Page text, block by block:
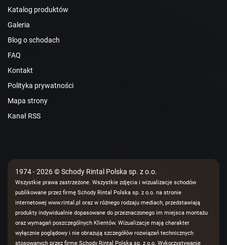
Katalog produktów
Galeria
Blog o schodach
FAQ
Kontakt
Polityka prywatności
Mapa strony
Kanał RSS
1974 - 2026 © Schody Rintal Polska sp. z o.o.
Wszystkie prawa zastrzeżone. Wszystkie zdjęcia i wizualizacje schodów
publikowane przez firmę Schody Rintal Polska sp. z o.o. na stronie
internetowej www.rintal.pl oraz w różnego rodzaju mediach, przedstawiają
produkty indywidualnie dopasowane do przeznaczonego im miejsca montażu
oraz wymagań poszczególnych Klientów. Wizualizacje mają charakter
wyłącznie poglądowy i nie obrazują szczegółów rozwiązań technicznych
stosowanych przez firmę Schody Rintal Polska sp. z o.o. Wykorzystywanie